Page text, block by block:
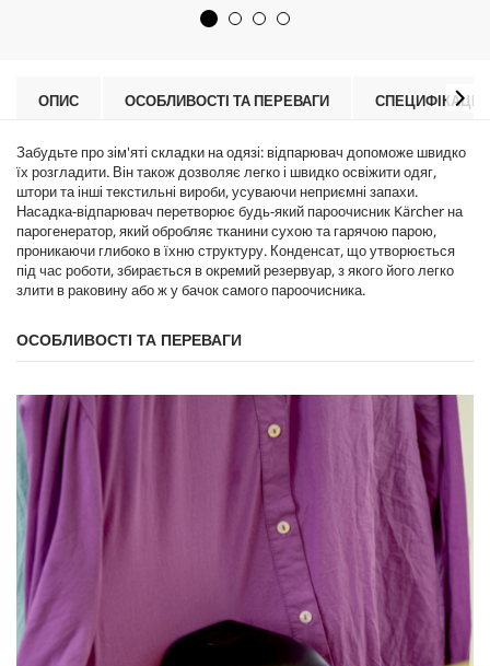
e
в
г
у
к
у
ОПИС ОСОБЛИВОСТІ ТА ПЕРЕВАГИ СПЕЦИФІКАЦІЇ
Забудьте про зім'яті складки на одязі: відпарювач допоможе швидко
їх розгладити. Він також дозволяє легко і швидко освіжити одяг,
штори та інші текстильні вироби, усуваючи неприємні запахи.
Насадка-відпарювач перетворює будь-який пароочисник Kärcher на
парогенератор, який обробляє тканини сухою та гарячою парою,
проникаючи глибоко в їхню структуру. Конденсат, що утворюється
під час роботи, збирається в окремий резервуар, з якого його легко
злити в раковину або ж у бачок самого пароочисника.
ОСОБЛИВОСТІ ТА ПЕРЕВАГИ